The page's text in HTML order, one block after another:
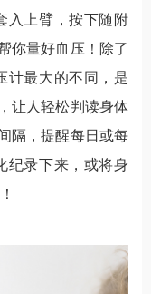
入上臂，按下随附
你量好血压！除了
计最大的不同，是
让人轻松判读身体
隔，提醒每日或每
纪录下来，或将身